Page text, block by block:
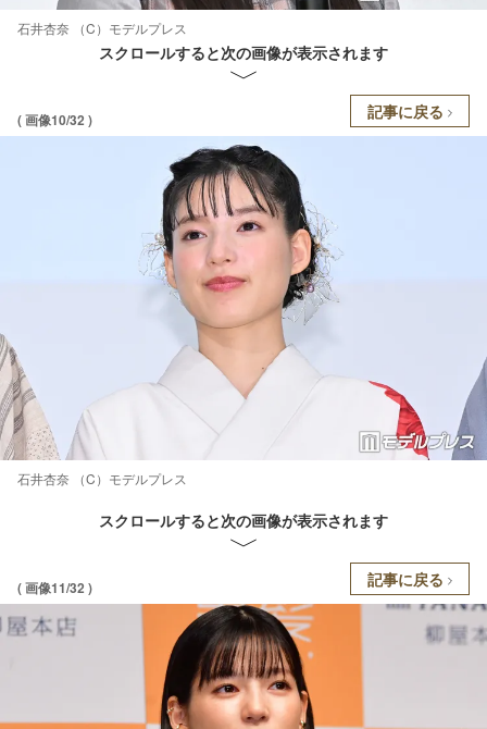
石井杏奈 （C）モデルプレス
スクロールすると次の画像が表示されます
( 画像10/32 ) 記事に戻る
石井杏奈 （C）モデルプレス
スクロールすると次の画像が表示されます
( 画像11/32 ) 記事に戻る